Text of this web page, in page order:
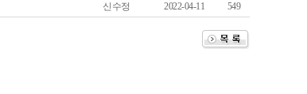
신수정 2022-04-11 549